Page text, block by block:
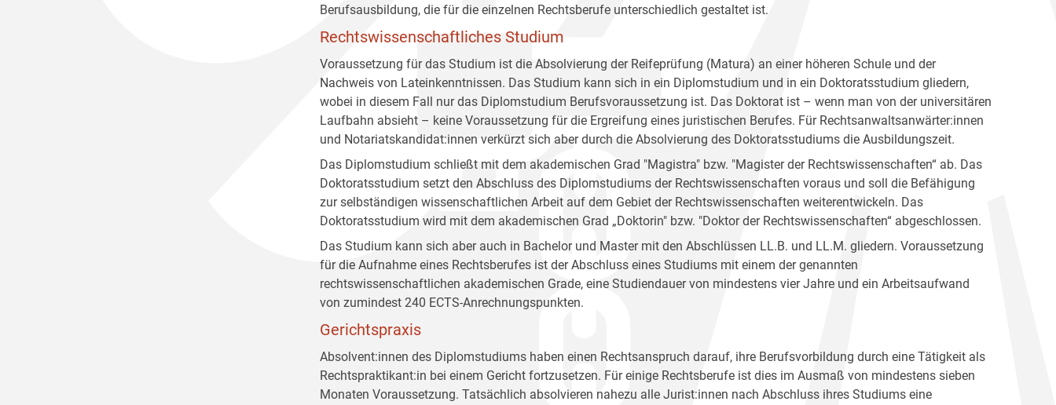
Berufsausbildung, die für die einzelnen Rechtsberufe unterschiedlich gestaltet ist.
Rechtswissenschaftliches Studium
Voraussetzung für das Studium ist die Absolvierung der Reifeprüfung (Matura) an einer höheren Schule und der
Nachweis von Lateinkenntnissen. Das Studium kann sich in ein Diplomstudium und in ein Doktoratsstudium gliedern,
wobei in diesem Fall nur das Diplomstudium Berufsvoraussetzung ist. Das Doktorat ist – wenn man von der universitären
Laufbahn absieht – keine Voraussetzung für die Ergreifung eines juristischen Berufes. Für Rechtsanwaltsanwärter:innen
und Notariatskandidat:innen verkürzt sich aber durch die Absolvierung des Doktoratsstudiums die Ausbildungszeit.
Das Diplomstudium schließt mit dem akademischen Grad "Magistra" bzw. "Magister der Rechtswissenschaften“ ab. Das
Doktoratsstudium setzt den Abschluss des Diplomstudiums der Rechtswissenschaften voraus und soll die Befähigung
zur selbständigen wissenschaftlichen Arbeit auf dem Gebiet der Rechtswissenschaften weiterentwickeln. Das
Doktoratsstudium wird mit dem akademischen Grad „Doktorin" bzw. "Doktor der Rechtswissenschaften“ abgeschlossen.
Das Studium kann sich aber auch in Bachelor und Master mit den Abschlüssen LL.B. und LL.M. gliedern. Voraussetzung
für die Aufnahme eines Rechtsberufes ist der Abschluss eines Studiums mit einem der genannten
rechtswissenschaftlichen akademischen Grade, eine Studiendauer von mindestens vier Jahre und ein Arbeitsaufwand
von zumindest 240 ECTS-Anrechnungspunkten.
Gerichtspraxis
Absolvent:innen des Diplomstudiums haben einen Rechtsanspruch darauf, ihre Berufsvorbildung durch eine Tätigkeit als
Rechtspraktikant:in bei einem Gericht fortzusetzen. Für einige Rechtsberufe ist dies im Ausmaß von mindestens sieben
Monaten Voraussetzung. Tatsächlich absolvieren nahezu alle Jurist:innen nach Abschluss ihres Studiums eine